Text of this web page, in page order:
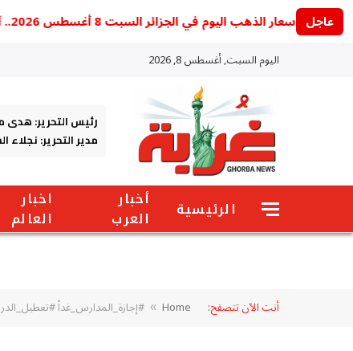
عاجل
أسعار الذهب اليوم في الجزائر السبت 8 أغسطس 2026.. آخر تحديث للجرام والأونصة
اليوم السبت, أغسطس 8, 2026
رئيس التحرير: هدى
مدير التحرير: نجلاء
الرئيسية
أخبار
العرب
اخبار
العالم
أنت الآن تتصفح: Home
» #إجازة_المدارس_غداً